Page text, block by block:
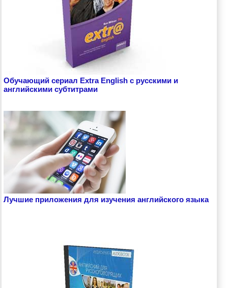
Обучающий сериал Extra English с русскими и
английскими субтитрами
Лучшие приложения для изучения английского языка